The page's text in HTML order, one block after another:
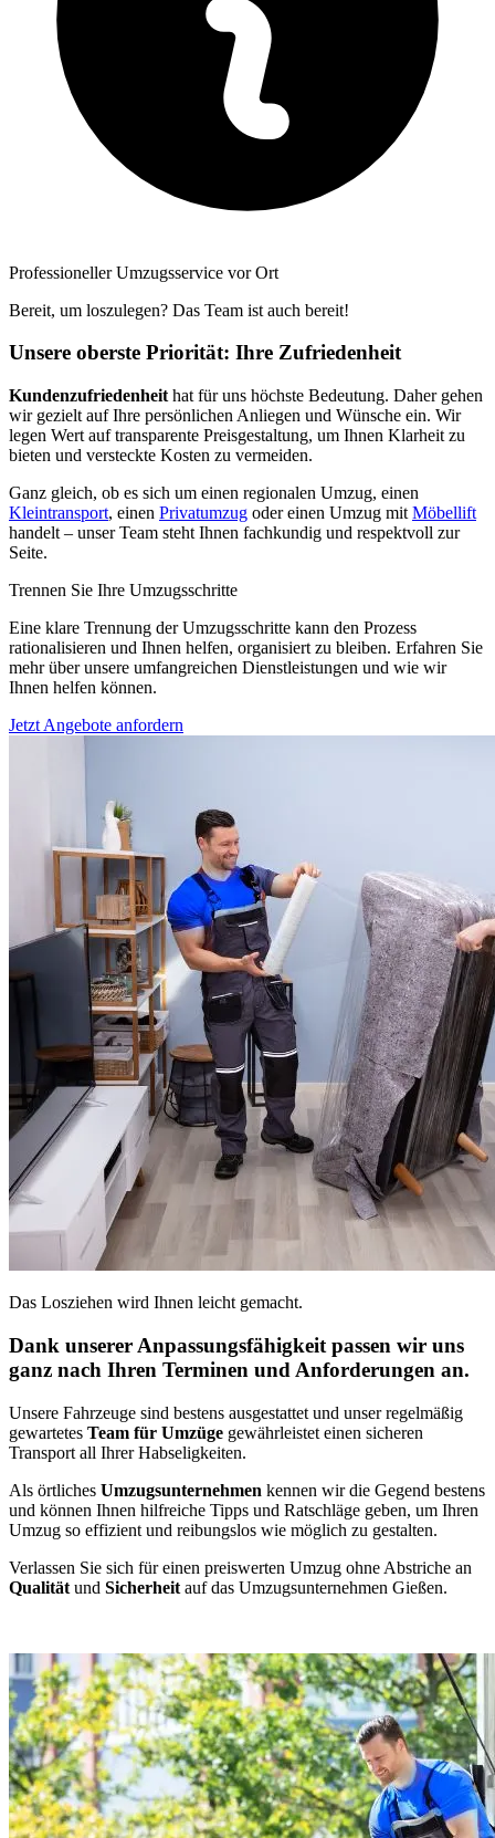
Professioneller Umzugsservice vor Ort
Bereit, um loszulegen? Das Team ist auch bereit!
Unsere oberste Priorität: Ihre Zufriedenheit
Kundenzufriedenheit hat für uns höchste Bedeutung. Daher gehen
wir gezielt auf Ihre persönlichen Anliegen und Wünsche ein. Wir
legen Wert auf transparente Preisgestaltung, um Ihnen Klarheit zu
bieten und versteckte Kosten zu vermeiden.
Ganz gleich, ob es sich um einen regionalen Umzug, einen
Kleintransport, einen Privatumzug oder einen Umzug mit Möbellift
handelt – unser Team steht Ihnen fachkundig und respektvoll zur
Seite.
Trennen Sie Ihre Umzugsschritte
Eine klare Trennung der Umzugsschritte kann den Prozess
rationalisieren und Ihnen helfen, organisiert zu bleiben. Erfahren Sie
mehr über unsere umfangreichen Dienstleistungen und wie wir
Ihnen helfen können.
Jetzt Angebote anfordern
Das Losziehen wird Ihnen leicht gemacht.
Dank unserer Anpassungsfähigkeit passen wir uns
ganz nach Ihren Terminen und Anforderungen an.
Unsere Fahrzeuge sind bestens ausgestattet und unser regelmäßig
gewartetes Team für Umzüge gewährleistet einen sicheren
Transport all Ihrer Habseligkeiten.
Als örtliches Umzugsunternehmen kennen wir die Gegend bestens
und können Ihnen hilfreiche Tipps und Ratschläge geben, um Ihren
Umzug so effizient und reibungslos wie möglich zu gestalten.
Verlassen Sie sich für einen preiswerten Umzug ohne Abstriche an
Qualität und Sicherheit auf das Umzugsunternehmen Gießen.